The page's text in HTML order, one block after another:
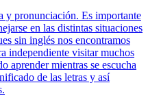
y pronunciación. Es importante
en las distintas situaciones
sin inglés nos encontramos
independiente visitar muchos
aprender mientras se escucha
de las letras y así